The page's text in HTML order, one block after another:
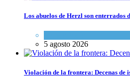
Los abuelos de Herzl son enterrados
5 agosto 2026
Violación de la frontera: Decenas de